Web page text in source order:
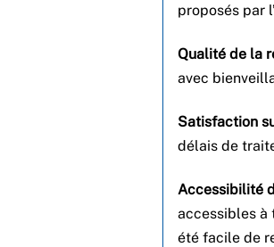
proposés par
Qualité de la
avec
Satisfaction
délais de
Accessibilité
accessibles à
été facile de